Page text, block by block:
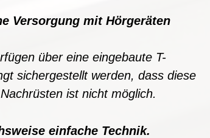
Versorgung mit Hörgeräten
über eine eingebaute T-
sichergestellt werden, dass diese
ist nicht möglich.
ise einfache Technik.